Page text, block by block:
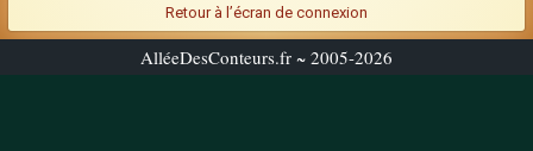
Retour à l’écran de connexion
AlléeDesConteurs.fr ~ 2005-2026